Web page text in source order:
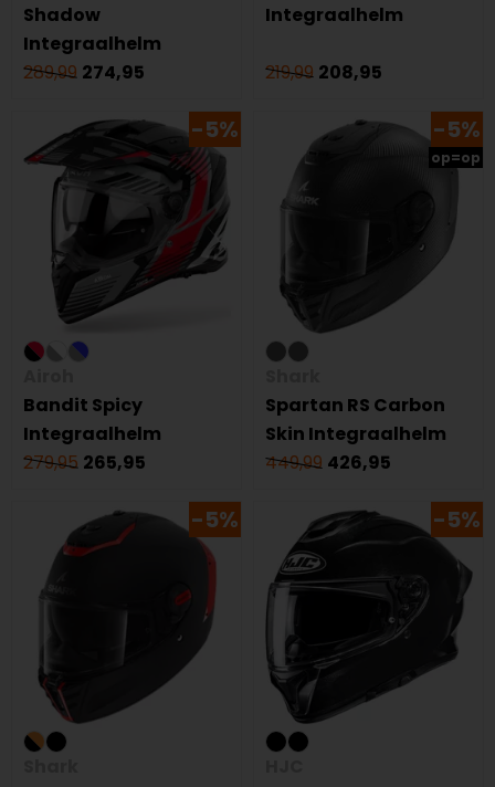
Shadow
Integraalhelm
289,99 274,95
Integraalhelm
219,99 208,95
-5%
Bandit Spicy
Integraalhelm
279,95 265,95
-5%
op=op
Spartan RS Carbon
Skin Integraalhelm
449,99 426,95
-5% -5%